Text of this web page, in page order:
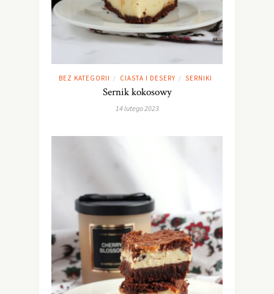
BEZ KATEGORII / CIASTA I DESERY / SERNIKI
Sernik kokosowy
14 lutego 2023